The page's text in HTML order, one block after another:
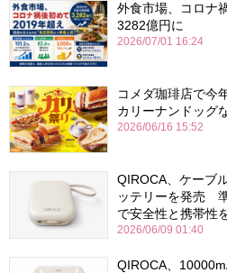
外食市場、コロナ
3282億円に
2026/07/01 16:24
コメダ珈琲店で
カリーナンドッグ
2026/06/16 15:52
QIROCA、ケーブ
ッテリーを発売
で安全性と携帯性
2026/06/09 01:40
QIROCA、